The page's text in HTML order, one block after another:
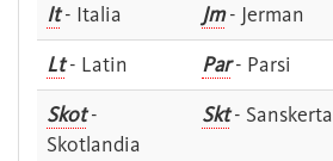
It- Italia Jm- Jerman
Lt- Latin Par- Parsi
Skot-
Skotlandia
Skt- Sanskerta